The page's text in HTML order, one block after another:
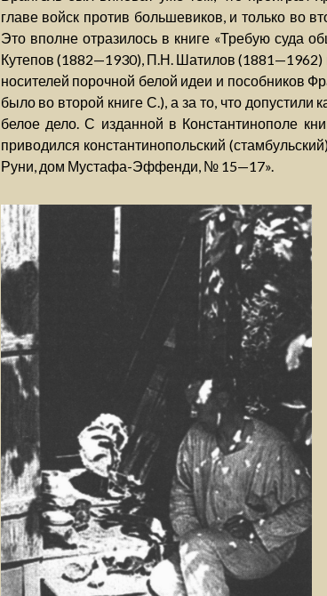
главе войск против большевиков, и только во
Это вполне отразилось в книге «Требую суда
Кутепов (1882—1930), П.Н. Шатилов (1881—1962)
носителей порочной белой идеи и пособников
было во второй книге С.), а за то, что допустили
белое дело. С изданной в Константинополе
приводился константинопольский
Руни, дом Мустафа-Эффенди, № 15—17».